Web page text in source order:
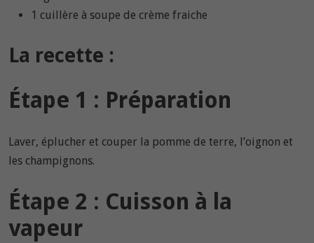
1 cuillère à soupe de crème fraiche
La recette :
Étape 1 : Préparation
Laver, éplucher et couper la pomme de terre, l’oignon et
les champignons.
Étape 2 : Cuisson à la
vapeur